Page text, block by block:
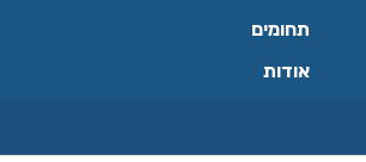
תחומים
אודות